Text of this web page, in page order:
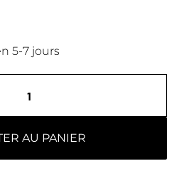
5-7 jours
AU PANIER